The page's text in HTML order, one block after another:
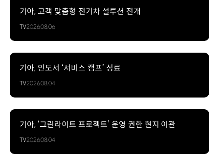
기아, 고객 맞춤형 전기차 설루션 전개
TV2026.08.06
기아, 인도서 ‘서비스 캠프’ 성료
TV2026.08.04
기아, ‘그린라이트 프로젝트’ 운영 권한 현지 이관
TV2026.08.04